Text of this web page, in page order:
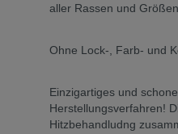
aller Rassen und
Ohne Lock-, Farb- und
Einzigartiges und
Herstellungsverfahren!
Hitzbehandludng